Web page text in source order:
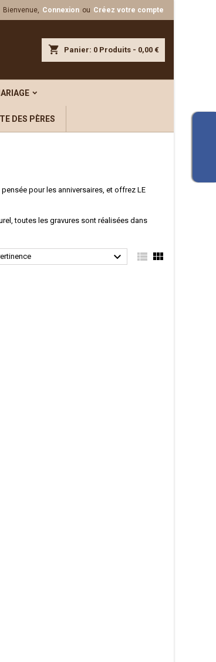
Bienvenue, Connexion ou Créez votre compte
shopping_cart Panier: 0 Produits - 0,00 €
DES PÈRES
pour les anniversaires, et offrez LE
toutes les gravures sont réalisées dans
  